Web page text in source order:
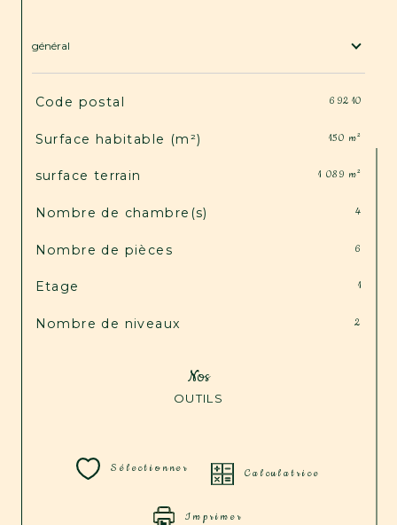
général
TRAD_SIROCCO_Caracteristique
Code postal 69210
Surface habitable (m²) 150 m²
surface terrain 1 089 m²
Nombre de chambre(s) 4
Nombre de pièces 6
Etage 1
Nombre de niveaux 2
Nos
OUTILS
Sélectionner Calculatrice
Imprimer